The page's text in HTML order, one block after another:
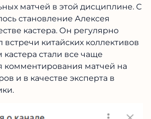
матчей в этой дисциплине. С
становление Алексея
кастера. Он регулярно
китайских коллективов
кастера стали все чаще
комментирования матчей на
и в качестве эксперта в